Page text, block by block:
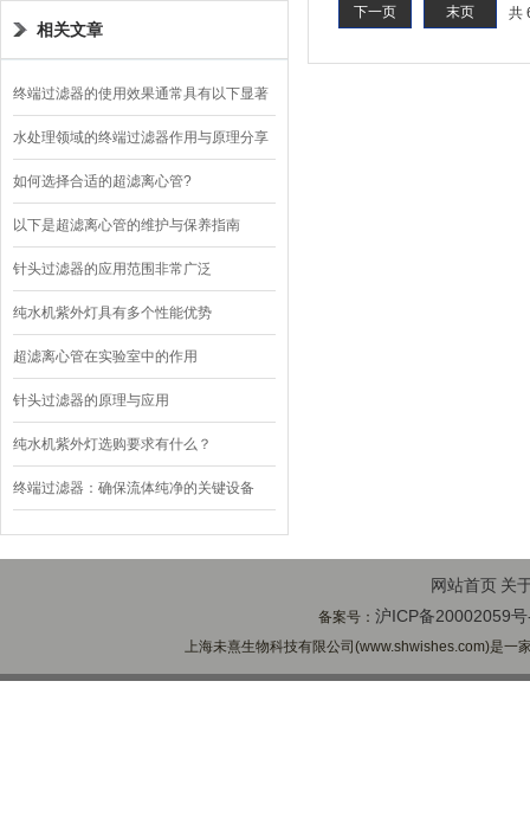
相关文章
终端过滤器的使用效果通常具有以下显著
特点
水处理领域的终端过滤器作用与原理分享
如何选择合适的超滤离心管?
以下是超滤离心管的维护与保养指南
针头过滤器的应用范围非常广泛
纯水机紫外灯具有多个性能优势
超滤离心管在实验室中的作用
针头过滤器的原理与应用
纯水机紫外灯选购要求有什么？
终端过滤器：确保流体纯净的关键设备
共
下一页 末页
网站首页 关
备案号：沪ICP备20002059
上海未熹生物科技有限公司(www.shwishes.com)是一